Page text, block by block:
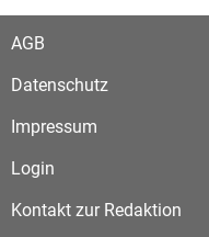
AGB
Datenschutz
Impressum
Login
Kontakt zur Redaktion